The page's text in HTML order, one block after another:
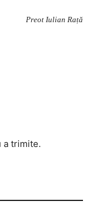
Preot Iulian Rață
a trimite.